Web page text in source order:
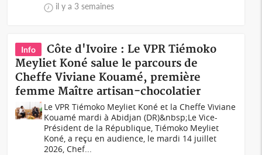
il y a 3 semaines
Info
Côte d'Ivoire : Le VPR Tiémoko
Meyliet Koné salue le parcours de
Cheffe Viviane Kouamé, première
femme Maître artisan-chocolatier
Le VPR Tiémoko Meyliet Koné et la Cheffe Viviane
Kouamé mardi à Abidjan (DR)&nbsp;Le Vice-
Président de la République, Tiémoko Meyliet
Koné, a reçu en audience, le mardi 14 juillet
2026, Chef...